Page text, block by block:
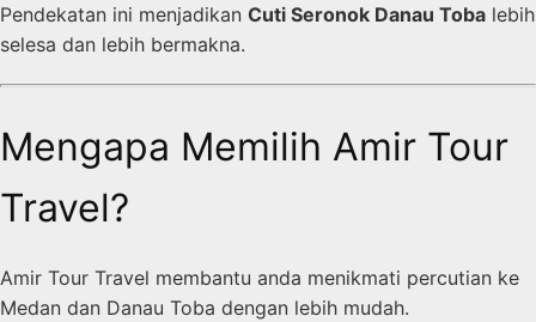
Pendekatan ini menjadikan Cuti Seronok Danau Toba lebih
selesa dan lebih bermakna.
Mengapa Memilih Amir Tour
Travel?
Amir Tour Travel membantu anda menikmati percutian ke
Medan dan Danau Toba dengan lebih mudah.